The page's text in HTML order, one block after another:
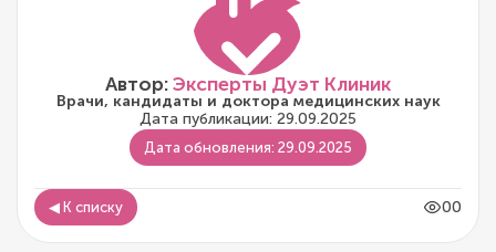
Автор:Эксперты Дуэт Клиник
Врачи, кандидаты и доктора медицинских наук
Дата публикации: 29.09.2025
Дата обновления: 29.09.2025
◀ К списку 00